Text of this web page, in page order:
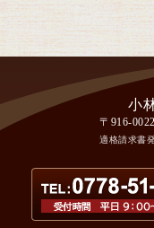
〒916-
適格請求書